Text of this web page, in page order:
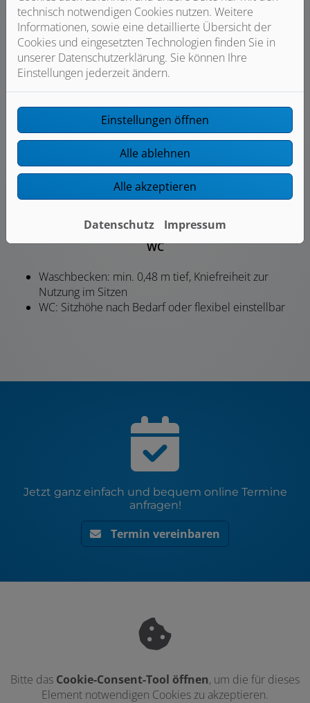
müssen von außen entriegelbar sein
Dusche/Badewanne
Dusche: bodengleich oder max. 20 mm Erhöhung
Bodenbelag: rutschfest oder rutschhemmend
Badewanne: max. Höhe 0,5 m oder mit Tür bzw.
Liftsystem
WC
Waschbecken: min. 0,48 m tief, Kniefreiheit zur
Nutzung im Sitzen
WC: Sitzhöhe nach Bedarf oder flexibel einstellbar
Jetzt ganz einfach und bequem online Termine
anfragen!
Termin vereinbaren
Bitte das Cookie-Consent-Tool öffnen, um die für dieses
Element notwendigen Cookies zu akzeptieren.
technisch notwendigen Cookies nutzen. Weitere
Informationen, sowie eine detaillierte Übersicht der
Cookies und eingesetzten Technologien finden Sie in
unserer Datenschutzerklärung. Sie können Ihre
Einstellungen jederzeit ändern.
Einstellungen öffnen
Alle ablehnen
Alle akzeptieren
Datenschutz Impressum